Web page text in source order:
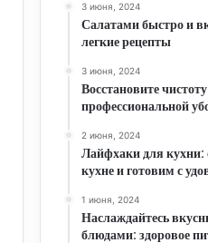
3 июня, 2024
Салатами быстро и
легкие рецепты
3 июня, 2024
Восстановите
профессиональной
2 июня, 2024
Лайфхаки для кухни:
кухне и готовим с
1 июня, 2024
Наслаждайтесь
блюдами: здоровое